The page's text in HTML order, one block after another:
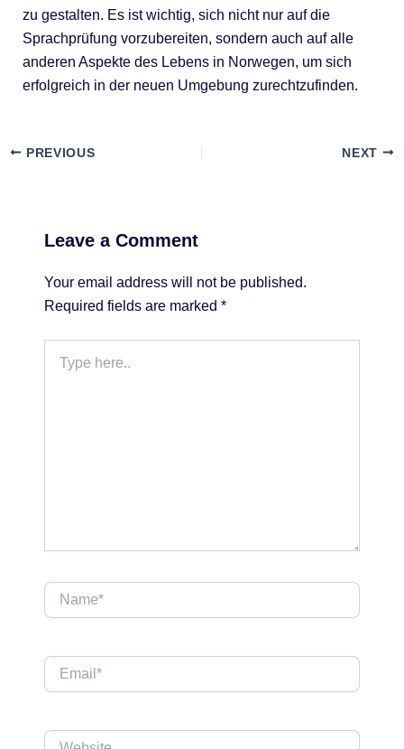
zu gestalten. Es ist wichtig, sich nicht nur auf die
Sprachprüfung vorzubereiten, sondern auch auf alle
anderen Aspekte des Lebens in Norwegen, um sich
erfolgreich in der neuen Umgebung zurechtzufinden.
PREVIOUS NEXT
Leave a Comment
Your email address will not be published.
Required fields are marked *
here..
Name*
Email*
Website